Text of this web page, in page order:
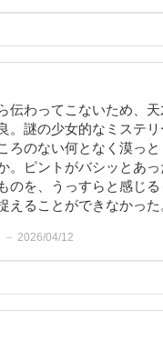
伝わってこないため、
。謎の少女的なミステ
ろのない何となく漠っ
。ピントがバシッとあ
のを、うっすらと感じ
ることができなかった
2026/04/12